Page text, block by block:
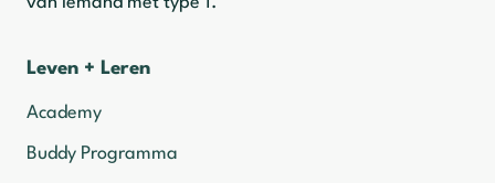
Leven + Leren
Academy
Buddy Programma